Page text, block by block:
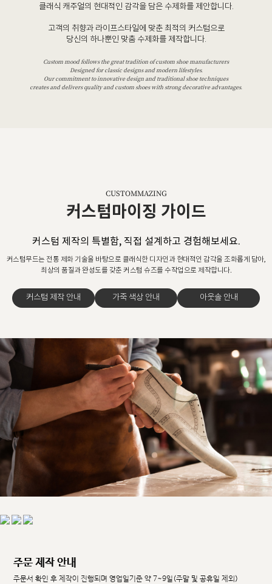
클래식 캐주얼의 현대적인 감각을 담은 수제화를 제안합니다.
고객의 취향과 라이프스타일에 맞춘 최적의 커스텀으로
당신의 하나뿐인 맞춤 수제화를 제작합니다.
Custom mood follows the great tradition of custom shoe manufacturers
Designed for classic designs and modern lifestyles.
Our commitment to innovative design and traditional shoe techniques
creates and delivers quality and custom shoes with strong decorative advantages.
CUSTOMMAZING
커스텀마이징 가이드
커스텀 제작의 특별함, 직접 설계하고 경험해보세요.
커스텀무드는 전통 제화 기술을 바탕으로 클래식한 디자인과 현대적인 감각을 조화롭게 담아,
최상의 품질과 완성도를 갖춘 커스텀 슈즈를 수작업으로 제작합니다.
커스텀 제작 안내 가죽 색상 안내 아웃솔 안내
주문 제작 안내
주문서 확인 후 제작이 진행되며 영업일기준 약 7~9일(주말 및 공휴일 제외)